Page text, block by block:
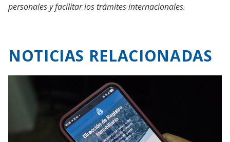
personales y facilitar los trámites internacionales.
NOTICIAS RELACIONADAS